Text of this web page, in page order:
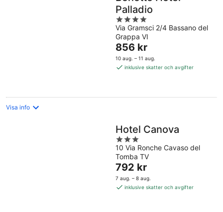
Palladio
4
out
of
5
Via Gramsci 2/4 Bassano del
Grappa VI
Priset
är
856 kr
856 kr
10 aug. – 11 aug.
inklusive skatter och avgifter
Visa info
Hotel Canova
3
out
of
5
10 Via Ronche Cavaso del
Tomba TV
Priset
är
792 kr
792 kr
7 aug. – 8 aug.
inklusive skatter och avgifter